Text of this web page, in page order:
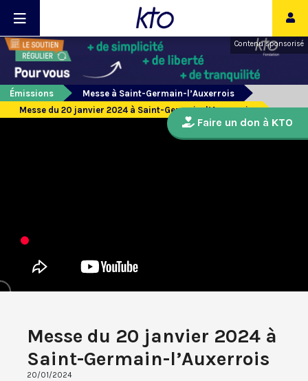
Contenu sponsorisé
Émissions
Messe à Saint-Germain-l’Auxerrois
Messe du 20 janvier 2024 à Saint-Germain-l’Auxerrois
Messe du 20 janvier 2024 à
Saint-Germain-l’Auxerrois
20/01/2024
Faire un don à KTO